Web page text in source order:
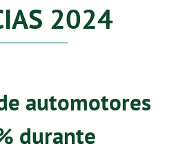
2024
automotores
durante